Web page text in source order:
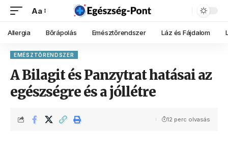
Aa
Allergia Bőrápolás Emésztőrendszer Láz és Fájdalom
EMÉSZTŐRENDSZER
A Bilagit és Panzytrat hatásai az
egészségre és a jóllétre
12 perc olvasás